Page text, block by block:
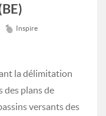
Inspire
la délimitation
des plans de
versants des